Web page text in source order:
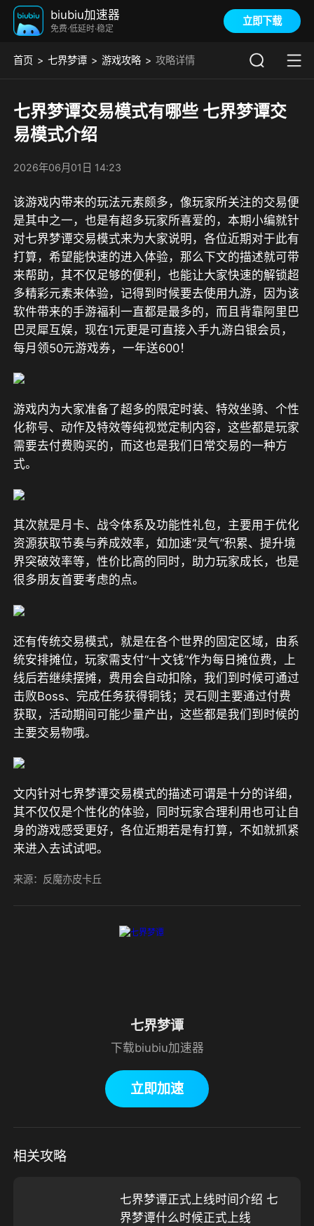
biubiu加速器
免费·低延时·稳定
立即下载
首页 七界梦谭 游戏攻略 攻略详情
七界梦谭交易模式有哪些 七界梦谭交
易模式介绍
2026年06月01日 14:23
该游戏内带来的玩法元素颇多，像玩家所关注的交易便
是其中之一，也是有超多玩家所喜爱的，本期小编就针
对七界梦谭交易模式来为大家说明，各位近期对于此有
打算，希望能快速的进入体验，那么下文的描述就可带
来帮助，其不仅足够的便利，也能让大家快速的解锁超
多精彩元素来体验，记得到时候要去使用九游，因为该
软件带来的手游福利一直都是最多的，而且背靠阿里巴
巴灵犀互娱，现在1元更是可直接入手九游白银会员，
每月领50元游戏券，一年送600！
游戏内为大家准备了超多的限定时装、特效坐骑、个性
化称号、动作及特效等纯视觉定制内容，这些都是玩家
需要去付费购买的，而这也是我们日常交易的一种方
式。
其次就是月卡、战令体系及功能性礼包，主要用于优化
资源获取节奏与养成效率，如加速“灵气”积累、提升境
界突破效率等，性价比高的同时，助力玩家成长，也是
很多朋友首要考虑的点。
还有传统交易模式，就是在各个世界的固定区域，由系
统安排摊位，玩家需支付“十文钱”作为每日摊位费，上
线后若继续摆摊，费用会自动扣除，我们到时候可通过
击败Boss、完成任务获得铜钱；灵石则主要通过付费
获取，活动期间可能少量产出，这些都是我们到时候的
主要交易物哦。
文内针对七界梦谭交易模式的描述可谓是十分的详细，
其不仅仅是个性化的体验，同时玩家合理利用也可让自
身的游戏感受更好，各位近期若是有打算，不如就抓紧
来进入去试试吧。
来源：反魔亦皮卡丘
七界梦谭
下载biubiu加速器
立即加速
相关攻略
七界梦谭正式上线时间介绍 七
界梦谭什么时候正式上线